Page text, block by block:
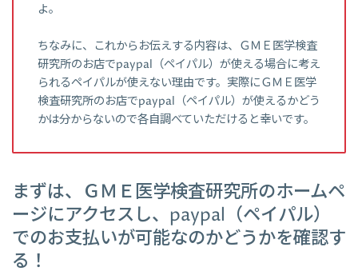
よ。
ちなみに、これからお伝えする内容は、ＧＭＥ医学検査
研究所のお店でpaypal（ペイパル）が使える場合に考え
られるペイパルが使えない理由です。実際にＧＭＥ医学
検査研究所のお店でpaypal（ペイパル）が使えるかどう
かは分からないので各自調べていただけると幸いです。
まずは、ＧＭＥ医学検査研究所のホームペ
ージにアクセスし、paypal（ペイパル）
でのお支払いが可能なのかどうかを確認す
る！